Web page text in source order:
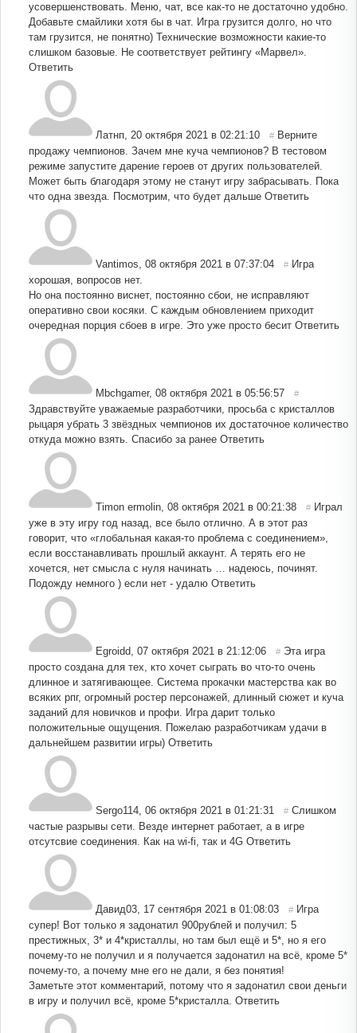
усовершенствовать. Меню, чат, все как-то не достаточно удобно.
Добавьте смайлики хотя бы в чат. Игра грузится долго, но что
там грузится, не понятно) Технические возможности какие-то
слишком базовые. Не соответствует рейтингу «Марвел».
Ответить
Латнп, 20 октября 2021 в 02:21:10 # Верните
продажу чемпионов. Зачем мне куча чемпионов? В тестовом
режиме запустите дарение героев от других пользователей.
Может быть благодаря этому не станут игру забрасывать. Пока
что одна звезда. Посмотрим, что будет дальше Ответить
Vantimos, 08 октября 2021 в 07:37:04 # Игра
хорошая, вопросов нет.
Но она постоянно виснет, постоянно сбои, не исправляют
оперативно свои косяки. С каждым обновлением приходит
очередная порция сбоев в игре. Это уже просто бесит Ответить
Mbchgamer, 08 октября 2021 в 05:56:57 #
Здравствуйте уважаемые разработчики, просьба с кристаллов
рыцаря убрать 3 звёздных чемпионов их достаточное количество
откуда можно взять. Спасибо за ранее Ответить
Timon ermolin, 08 октября 2021 в 00:21:38 # Играл
уже в эту игру год назад, все было отлично. А в этот раз
говорит, что «глобальная какая-то проблема с соединением»,
если восстанавливать прошлый аккаунт. А терять его не
хочется, нет смысла с нуля начинать … надеюсь, починят.
Подожду немного ) если нет - удалю Ответить
Egroidd, 07 октября 2021 в 21:12:06 # Эта игра
просто создана для тех, кто хочет сыграть во что-то очень
длинное и затягивающее. Система прокачки мастерства как во
всяких рпг, огромный ростер персонажей, длинный сюжет и куча
заданий для новичков и профи. Игра дарит только
положительные ощущения. Пожелаю разработчикам удачи в
дальнейшем развитии игры) Ответить
Sergo114, 06 октября 2021 в 01:21:31 # Слишком
частые разрывы сети. Везде интернет работает, а в игре
отсутсвие соединения. Как на wi-fi, так и 4G Ответить
Давид03, 17 сентября 2021 в 01:08:03 # Игра
супер! Вот только я задонатил 900рублей и получил: 5
престижных, 3* и 4*кристаллы, но там был ещё и 5*, но я его
почему-то не получил и я получается задонатил на всё, кроме 5*
почему-то, а почему мне его не дали, я без понятия!
Заметьте этот комментарий, потому что я задонатил свои деньги
в игру и получил всё, кроме 5*кристалла. Ответить